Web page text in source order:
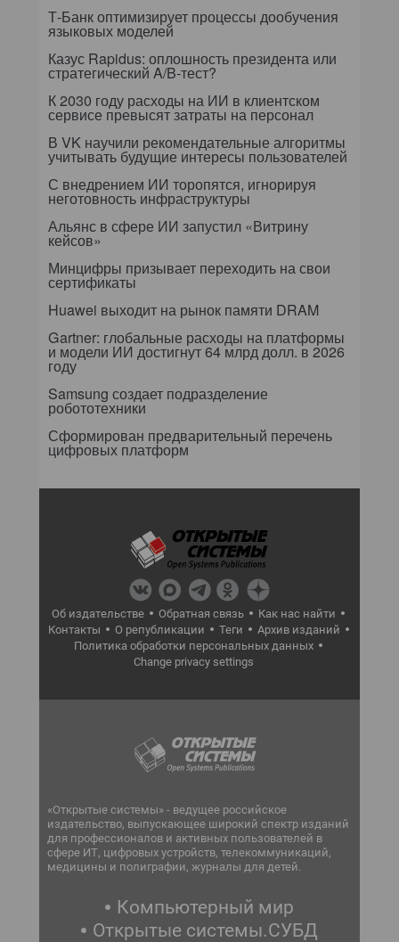
Т-Банк оптимизирует процессы дообучения
языковых моделей
Казус Rapidus: оплошность президента или
стратегический A/B-тест?
К 2030 году расходы на ИИ в клиентском
сервисе превысят затраты на персонал
В VK научили рекомендательные алгоритмы
учитывать будущие интересы пользователей
С внедрением ИИ торопятся, игнорируя
неготовность инфраструктуры
Альянс в сфере ИИ запустил «Витрину
кейсов»
Минцифры призывает переходить на свои
сертификаты
Huawei выходит на рынок памяти DRAM
Gartner: глобальные расходы на платформы
и модели ИИ достигнут 64 млрд долл. в 2026
году
Samsung создает подразделение
робототехники
Сформирован предварительный перечень
цифровых платформ
Об издательстве Обратная связь
Как нас найти
Контакты
О републикации Теги
Архив изданий
Политика обработки персональных данных
Change privacy settings
«Открытые системы» - ведущее российское
издательство, выпускающее широкий спектр изданий
для профессионалов и активных пользователей в
сфере ИТ, цифровых устройств, телекоммуникаций,
медицины и полиграфии, журналы для детей.
Компьютерный мир
Открытые системы.СУБД